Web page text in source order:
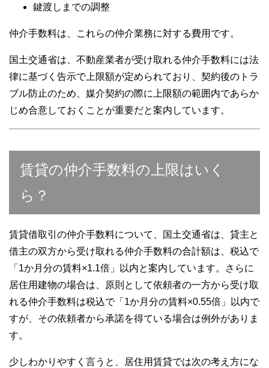
鍵渡しまでの調整
仲介手数料は、これらの仲介業務に対する費用です。
国土交通省は、不動産業者が受け取れる仲介手数料には法
律に基づく告示で上限額が定められており、契約後のトラ
ブル防止のため、媒介契約の際に上限額の範囲内であらか
じめ合意しておくことが重要だと案内しています。
賃貸の仲介手数料の上限はいく
ら？
賃貸借取引の仲介手数料について、国土交通省は、貸主と
借主の双方から受け取れる仲介手数料の合計額は、税込で
「1か月分の賃料×1.1倍」以内と案内しています。さらに
居住用建物の場合は、原則として依頼者の一方から受け取
れる仲介手数料は税込で「1か月分の賃料×0.55倍」以内で
すが、その依頼者から承諾を得ている場合は例外がありま
す。
少しわかりやすく言うと、居住用賃貸では次の考え方にな